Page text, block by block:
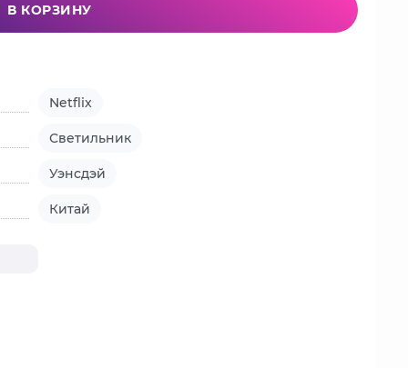
В КОРЗИНУ
Netflix
Светильник
Уэнсдэй
Китай